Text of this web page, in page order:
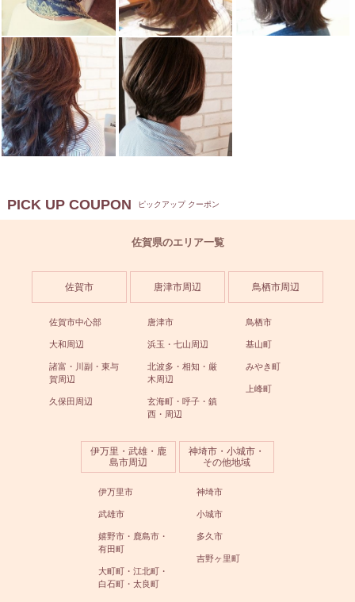
PICK UP COUPON ピックアップ クーポン
佐賀県のエリア一覧
佐賀市
佐賀市中心部
大和周辺
諸富・川副・東与
賀周辺
久保田周辺
唐津市周辺
唐津市
浜玉・七山周辺
北波多・相知・厳
木周辺
玄海町・呼子・鎮
西・周辺
鳥栖市周辺
鳥栖市
基山町
みやき町
上峰町
伊万里・武雄・鹿
島市周辺
伊万里市
武雄市
嬉野市・鹿島市・
有田町
大町町・江北町・
白石町・太良町
神埼市・小城市・
その他地域
神埼市
小城市
多久市
吉野ヶ里町